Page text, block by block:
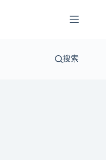
搜索